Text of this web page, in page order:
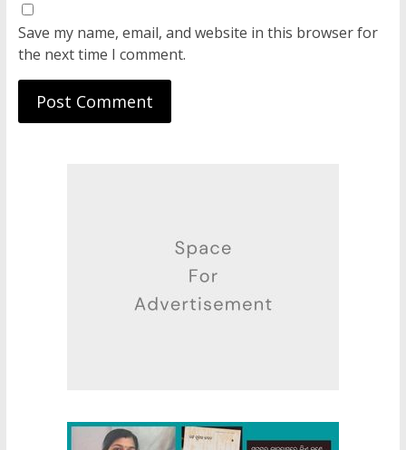
Save my name, email, and website in this browser for
the next time I comment.